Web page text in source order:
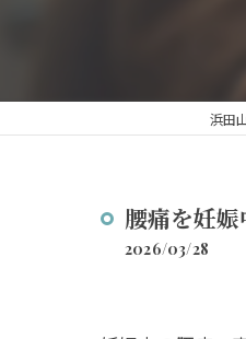
浜田
腰痛を妊
2026/03/28